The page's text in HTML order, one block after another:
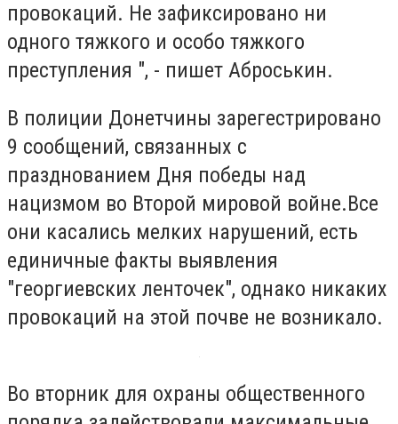
провокаций. Не зафиксировано ни
одного тяжкого и особо тяжкого
преступления ", - пишет Аброськин.
В полиции Донетчины зарегестрировано
9 сообщений, связанных с
празднованием Дня победы над
нацизмом во Второй мировой войне.Все
они касались мелких нарушений, есть
единичные факты выявления
"георгиевских ленточек", однако никаких
провокаций на этой почве не возникало.
Во вторник для охраны общественного